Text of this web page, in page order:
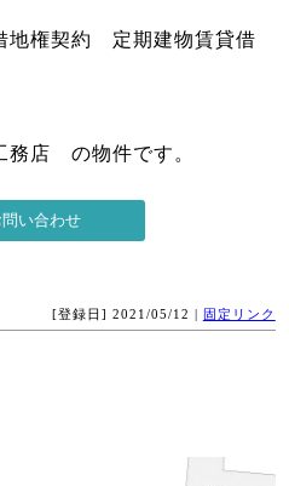
地権契約 定期建物賃貸借
務店 の物件です。
[登録日] 2021/05/12 | 固定リンク